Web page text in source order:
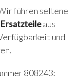
führen seltene
aus
und
808243: